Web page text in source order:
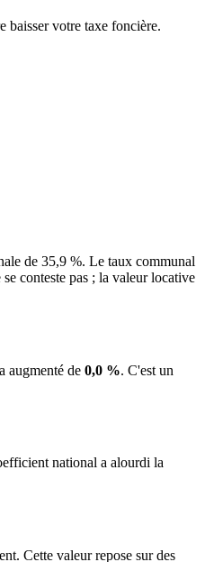
baisser votre taxe foncière.
de 35,9 %. Le taux communal
conteste pas ; la valeur locative
augmenté de 0,0 %. C'est un
national a alourdi la
Cette valeur repose sur des